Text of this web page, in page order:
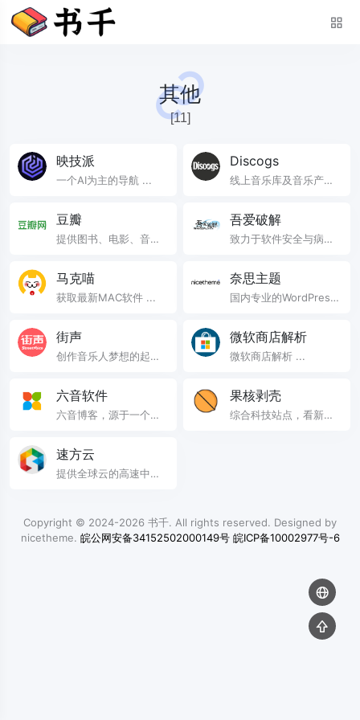
其他
[11]
映技派
一个AI为主的导航 ...
Discogs
线上音乐库及音乐产品
豆瓣
提供图书、电影、音乐
格比较，以及城市独特
的文化生活。 ...
吾爱破解
致力于软件安全与病毒
马克喵
获取最新MAC软件 ...
奈思主题
国内专业的WordPress
街声
创作音乐人梦想的起点
微软商店解析
微软商店解析 ...
六音软件
六音博客，源于一个热
搜集各种软件、有趣的
内容、实用的教程等，
同时提供一个分享交流
果核剥壳
综合科技站点，看新
速方云
提供全球云的高速中转
Copyright © 2024-2026 书千. All rights reserved. Designed by
nicetheme. 皖公网安备34152502000149号 皖ICP备10002977号-6